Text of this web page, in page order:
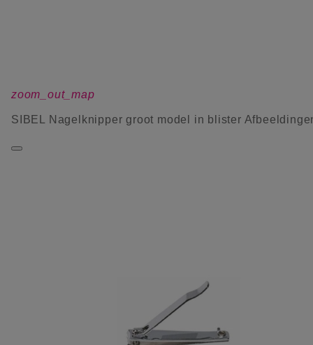
zoom_out_map
SIBEL Nagelknipper groot model in blister